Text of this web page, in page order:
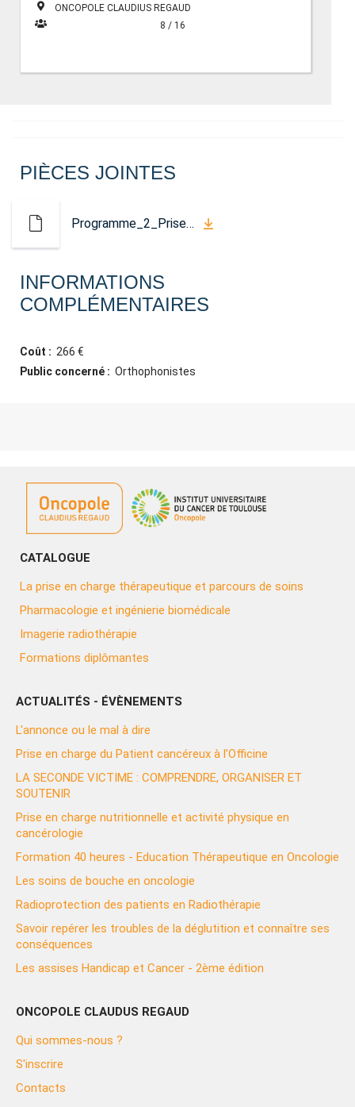
ONCOPOLE CLAUDIUS REGAUD
8 / 16
PIÈCES JOINTES
Programme_2_Prise_en_charge_orthophonique_et_rhabilitation_de_la_dglutition_dans_le_cadre_des_traitements_oropharyngs.pdf
INFORMATIONS
COMPLÉMENTAIRES
Coût : 266 €
Public concerné : Orthophonistes
CATALOGUE
La prise en charge thérapeutique et parcours de soins
Pharmacologie et ingénierie biomédicale
Imagerie radiothérapie
Formations diplômantes
ACTUALITÉS - ÉVÈNEMENTS
L'annonce ou le mal à dire
Prise en charge du Patient cancéreux à l’Officine
LA SECONDE VICTIME : COMPRENDRE, ORGANISER ET
SOUTENIR
Prise en charge nutritionnelle et activité physique en
cancérologie
Formation 40 heures - Education Thérapeutique en Oncologie
Les soins de bouche en oncologie
Radioprotection des patients en Radiothérapie
Savoir repérer les troubles de la déglutition et connaître ses
conséquences
Les assises Handicap et Cancer - 2ème édition
ONCOPOLE CLAUDUS REGAUD
Qui sommes-nous ?
S'inscrire
Contacts